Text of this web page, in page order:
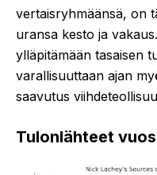
vertaisryhmäänsä, on
uransa kesto ja
ylläpitämään tasaisen
varallisuuttaan ajan
saavutus
Tulonlähteet